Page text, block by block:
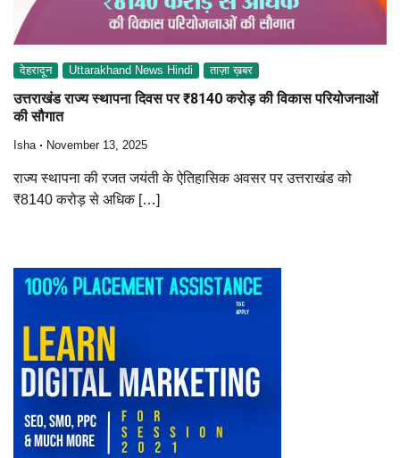
देहरादून Uttarakhand News Hindi ताज़ा ख़बर
उत्तराखंड राज्य स्थापना दिवस पर ₹8140 करोड़ की विकास परियोजनाओं
की सौगात
Isha November 13, 2025
राज्य स्थापना की रजत जयंती के ऐतिहासिक अवसर पर उत्तराखंड को
₹8140 करोड़ से अधिक […]